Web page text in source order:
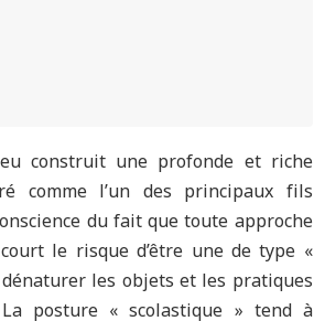
construit une profonde et riche
comme l’un des principaux fils
du fait que toute approche
le risque d’être une de type «
les objets et les pratiques
posture « scolastique » tend à